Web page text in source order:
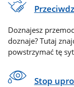
Doznajesz
doznaje? Tutaj
powstrzymać tę
Stop